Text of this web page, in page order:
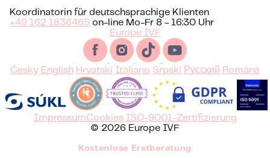
Koordinatorin für deutschsprachige Klienten
+49 162 1836465 on-line Mo-Fr 8 - 16:30 Uhr
Europe IVF
Česky English Hrvatski Italiano Srpski Русский Română
ImpressumCookies ISO-9001-Zertifizierung
© 2026 Europe IVF
Kostenlose Erstberatung